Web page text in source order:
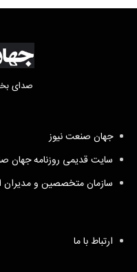
صدای
جهان صنعت نیوز
سایت قدیمی روزنامه جهان
سازمان متخصصین و مدیران
ارتباط با ما